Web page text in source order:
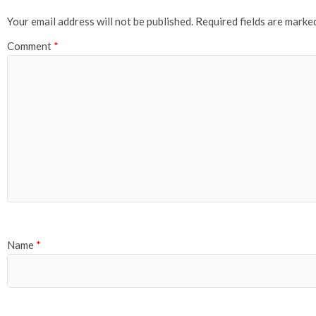
Your email address will not be published. Required fields are
Comment *
Name *